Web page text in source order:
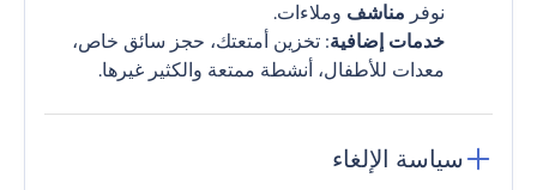
نوفر مناشف وملاءات.
خدمات إضافية: تخزين أمتعتك، حجز سائق خاص،
معدات للأطفال، أنشطة ممتعة والكثير غيرها.
سياسة الإلغاء